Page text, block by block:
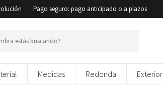
Pago seguro: pago anticipado o a plazos
Medidas Redonda Exterior